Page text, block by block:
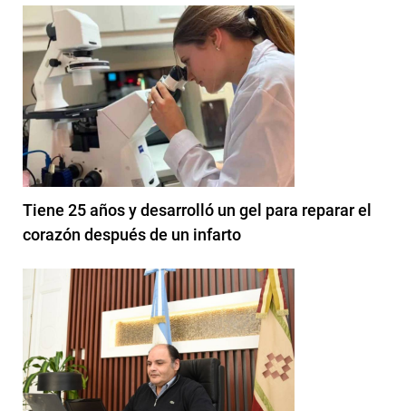
Tiene 25 años y desarrolló un gel para reparar el
corazón después de un infarto